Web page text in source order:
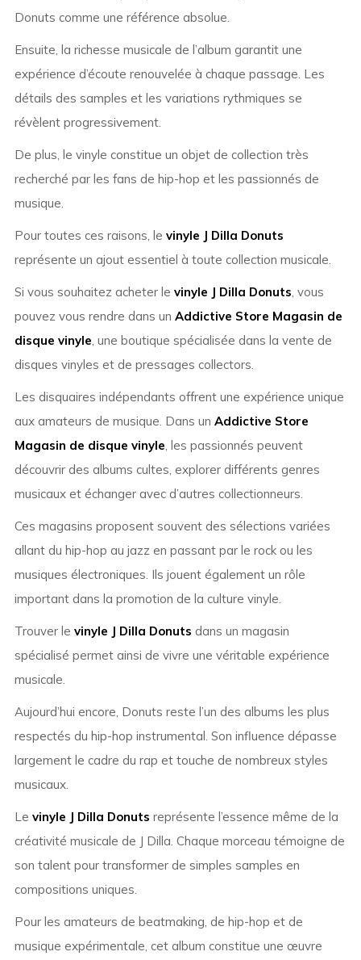
Donuts comme une référence absolue.
Ensuite, la richesse musicale de l’album garantit une
expérience d’écoute renouvelée à chaque passage. Les
détails des samples et les variations rythmiques se
révèlent progressivement.
De plus, le vinyle constitue un objet de collection très
recherché par les fans de hip-hop et les passionnés de
musique.
Pour toutes ces raisons, le vinyle J Dilla Donuts
représente un ajout essentiel à toute collection musicale.
Si vous souhaitez acheter le vinyle J Dilla Donuts, vous
pouvez vous rendre dans un Addictive Store Magasin de
disque vinyle, une boutique spécialisée dans la vente de
disques vinyles et de pressages collectors.
Les disquaires indépendants offrent une expérience unique
aux amateurs de musique. Dans un Addictive Store
Magasin de disque vinyle, les passionnés peuvent
découvrir des albums cultes, explorer différents genres
musicaux et échanger avec d’autres collectionneurs.
Ces magasins proposent souvent des sélections variées
allant du hip-hop au jazz en passant par le rock ou les
musiques électroniques. Ils jouent également un rôle
important dans la promotion de la culture vinyle.
Trouver le vinyle J Dilla Donuts dans un magasin
spécialisé permet ainsi de vivre une véritable expérience
musicale.
Aujourd’hui encore, Donuts reste l’un des albums les plus
respectés du hip-hop instrumental. Son influence dépasse
largement le cadre du rap et touche de nombreux styles
musicaux.
Le vinyle J Dilla Donuts représente l’essence même de la
créativité musicale de J Dilla. Chaque morceau témoigne de
son talent pour transformer de simples samples en
compositions uniques.
Pour les amateurs de beatmaking, de hip-hop et de
musique expérimentale, cet album constitue une œuvre